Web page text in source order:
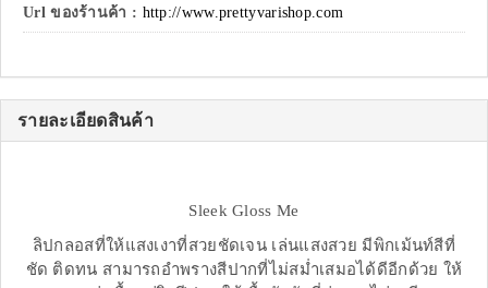
Url ของร้านค้า : http://www.prettyvarishop.com
รายละเอียดสินค้า
Sleek Gloss Me
ลิปกลอสที่ให้แสงเงาที่สวยชัดเจน เล่นแสงสวย มีพิกเม้นท์สีที่
ชัด ติดทน สามารถอำพรางสีปากที่ไม่สม่ำเสมอได้ดีอีกด้วย ให้